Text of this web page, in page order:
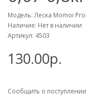
Модель: Леска Momoi
Наличие: Нет в наличии
Артикул: 4503
130.00р.
Сообщить о